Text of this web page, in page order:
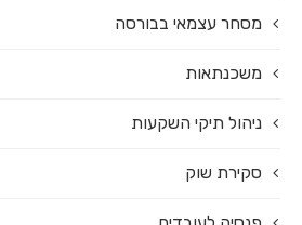
מסחר עצמאי בבורסה
משכנתאות
ניהול תיקי השקעות
סקירת שוק